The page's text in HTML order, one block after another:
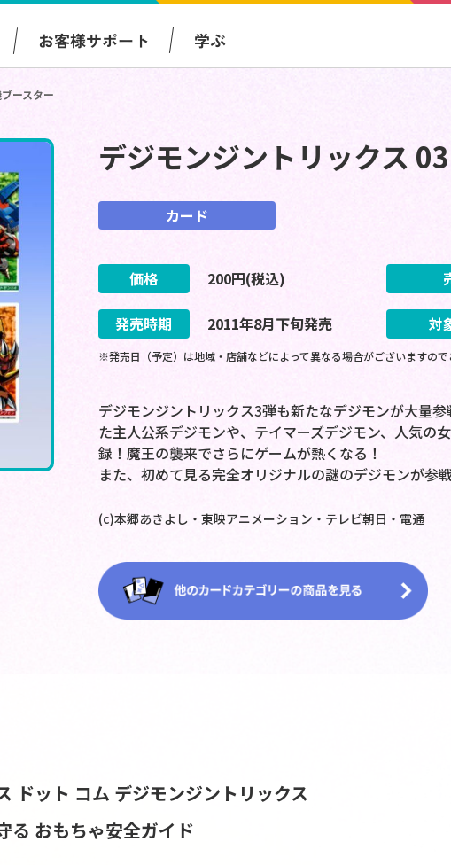
お客様サポート 学ぶ
ースター
デジモンジントリックス
カード
価格 200円(税込)
発売時期 2011年8月下旬発売 対
※発売日（予定）は地域・店舗などによって異なる場合がございますの
デジモンジントリックス3弾も新たなデジモンが大量
た主人公系デジモンや、テイマーズデジモン、人気の
録！魔王の襲来でさらにゲームが熱くなる！
また、初めて見る完全オリジナルの謎のデジモンが参
(c)本郷あきよし・東映アニメーション・テレビ朝日・電通
ドット コム デジモンジントリックス
る おもちゃ安全ガイド